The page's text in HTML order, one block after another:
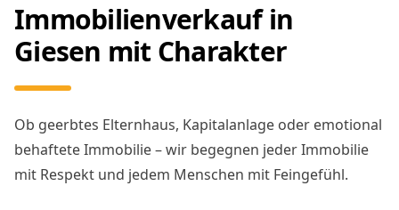
Immobilienverkauf in
Giesen mit Charakter
Ob geerbtes Elternhaus, Kapitalanlage oder emotional
behaftete Immobilie – wir begegnen jeder Immobilie
mit Respekt und jedem Menschen mit Feingefühl.